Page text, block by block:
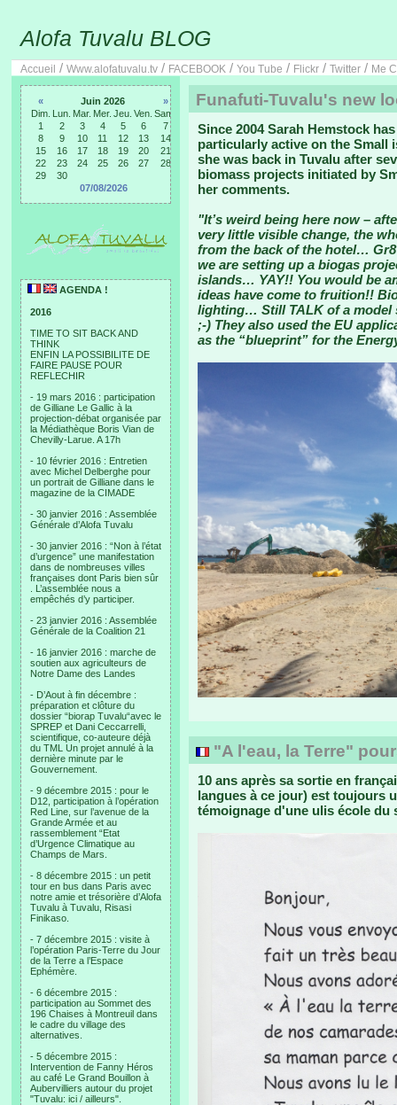
Alofa Tuvalu BLOG
Accueil / Www.alofatuvalu.tv / FACEBOOK / You Tube / Flickr / Twitter / Me
« Juin 2026
»
Dim. Lun. Mar. Mer. Jeu. Ven. Sam.
1
2 3 4 5 6
7
8
9 10 11 12 13
14
15
16 17 18 19 20
21
22
23 24 25 26 27
28
29
30
07/08/2026
AGENDA !
2016
TIME TO SIT BACK AND
THINK
ENFIN LA POSSIBILITE DE
FAIRE PAUSE POUR
REFLECHIR
- 19 mars 2016 : participation
de Gilliane Le Gallic à la
projection-débat organisée par
la Médiathèque Boris Vian de
Chevilly-Larue. A 17h
- 10 février 2016 : Entretien
avec Michel Delberghe pour
un portrait de Gilliane dans le
magazine de la CIMADE
- 30 janvier 2016 : Assemblée
Générale d’Alofa Tuvalu
- 30 janvier 2016 : “Non à l’état
d’urgence” une manifestation
dans de nombreuses villes
françaises dont Paris bien sûr
. L’assemblée nous a
empêchés d’y participer.
- 23 janvier 2016 : Assemblée
Générale de la Coalition 21
- 16 janvier 2016 : marche de
soutien aux agriculteurs de
Notre Dame des Landes
- D’Aout à fin décembre :
préparation et clôture du
dossier “biorap Tuvalu“avec le
SPREP et Dani Ceccarrelli,
scientifique, co-auteure déjà
du TML Un projet annulé à la
dernière minute par le
Gouvernement.
- 9 décembre 2015 : pour le
D12, participation à l’opération
Red Line, sur l’avenue de la
Grande Armée et au
rassemblement “Etat
d’Urgence Climatique au
Champs de Mars.
- 8 décembre 2015 : un petit
tour en bus dans Paris avec
notre amie et trésorière d’Alofa
Tuvalu à Tuvalu, Risasi
Finikaso.
- 7 décembre 2015 : visite à
l’opération Paris-Terre du Jour
de la Terre a l’Espace
Ephémère.
- 6 décembre 2015 :
participation au Sommet des
196 Chaises à Montreuil dans
le cadre du village des
alternatives.
- 5 décembre 2015 :
Intervention de Fanny Héros
au café Le Grand Bouillon à
Aubervilliers autour du projet
"Tuvalu: ici / ailleurs".
Funafuti-Tuvalu's new
Since 2004 Sarah Hemstock
particularly active on the Small
she was back in Tuvalu after
biomass projects initiated by
her comments.
"It’s weird being here now –
very little visible change, the
from the back of the hotel…
we are setting up a biogas
islands… YAY!! You would be
ideas have come to fruition!!
lighting… Still TALK of a model
;-) They also used the EU
as the “blueprint” for the
"A l'eau, la Terre"
10 ans après sa sortie en
langues à ce jour) est toujours
témoignage d'une ulis école du